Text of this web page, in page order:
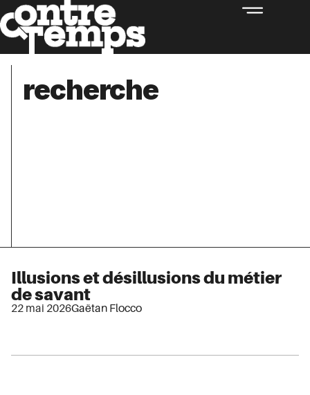
recherche
Illusions et désillusions du métier
de savant
22 mai 2026Gaëtan Flocco